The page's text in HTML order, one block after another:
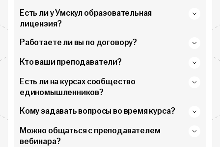
Есть ли у Умскул образовательная
лицензия?
Работаете ли вы по договору?
Кто ваши преподаватели?
Есть ли на курсах сообщество
единомышленников?
Кому задавать вопросы во время курса?
Можно общаться с преподавателем
вебинара?